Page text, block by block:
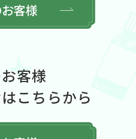
客様
客様
こちらから